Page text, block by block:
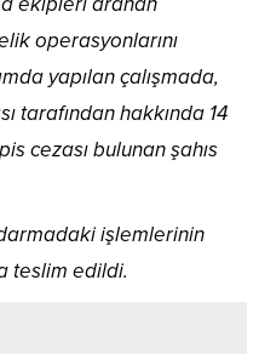
operasyonlarını
yapılan çalışmada,
tarafından hakkında 14
cezası bulunan şahıs
işlemlerinin
teslim edildi.